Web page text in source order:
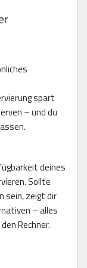
spart
– und du
deines
Sollte
sein, zeigt dir
– alles
Rechner.